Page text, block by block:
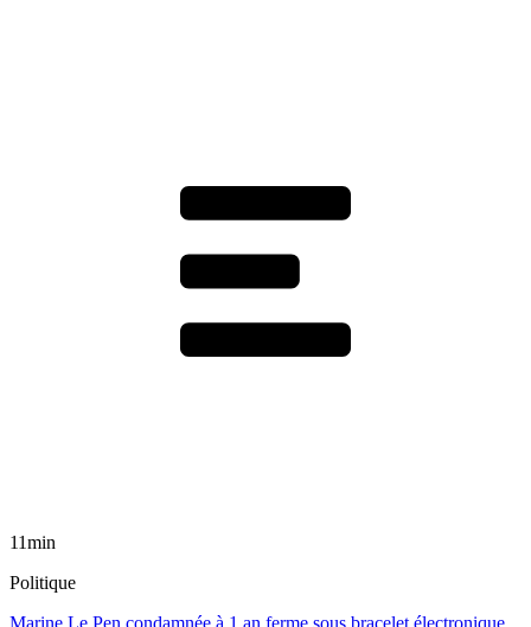
11min
Politique